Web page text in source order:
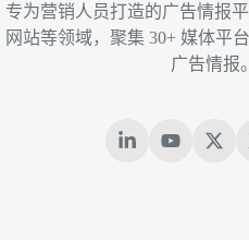
专为营销人员打造的广告情报
网站等领域，聚集 30+ 媒体平
广告情报。